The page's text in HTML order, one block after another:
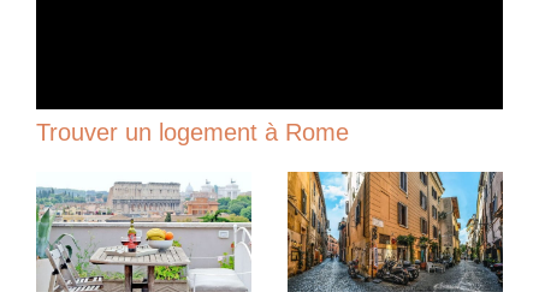
Trouver un logement à Rome